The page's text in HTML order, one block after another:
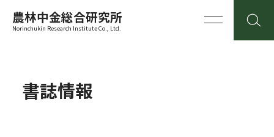
農林中金総合研究所
Norinchukin Research Institute Co., Ltd.
書誌情報